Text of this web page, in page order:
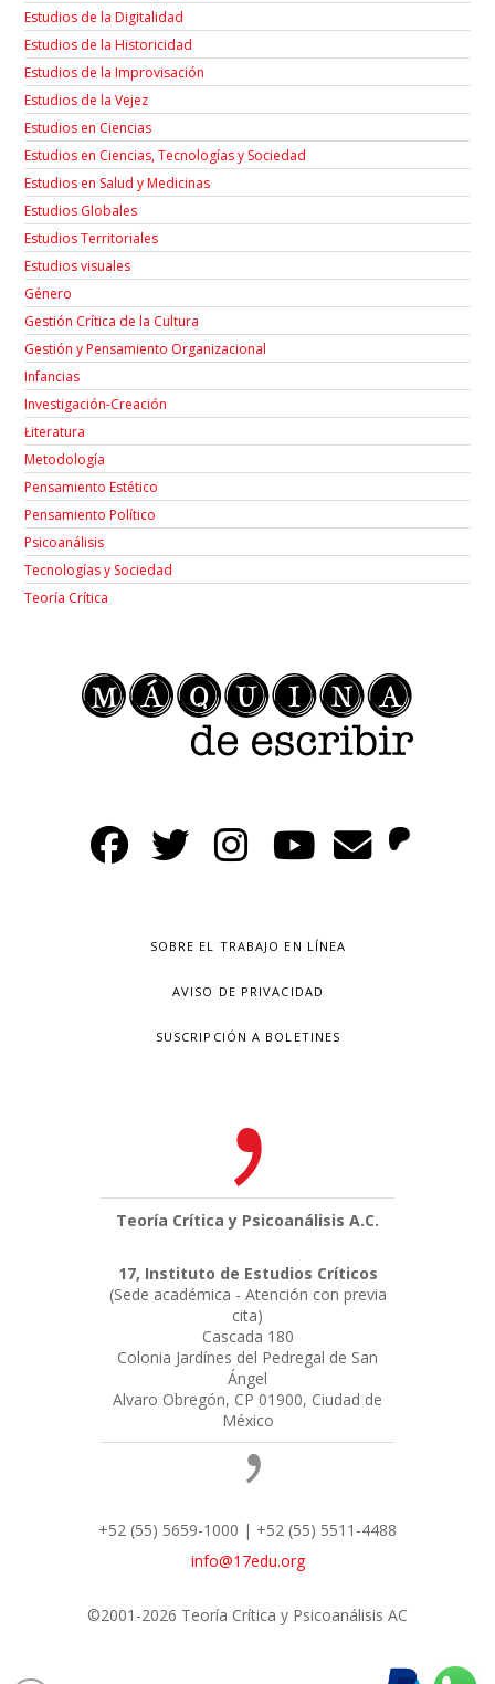
Estudios de la Digitalidad
Estudios de la Historicidad
Estudios de la Improvisación
Estudios de la Vejez
Estudios en Ciencias
Estudios en Ciencias, Tecnologías y Sociedad
Estudios en Salud y Medicinas
Estudios Globales
Estudios Territoriales
Estudios visuales
Género
Gestión Crítica de la Cultura
Gestión y Pensamiento Organizacional
Infancias
Investigación-Creación
Łiteratura
Metodología
Pensamiento Estético
Pensamiento Político
Psicoanálisis
Tecnologías y Sociedad
Teoría Crítica
SOBRE EL TRABAJO EN LÍNEA
AVISO DE PRIVACIDAD
SUSCRIPCIÓN A BOLETINES
Teoría Crítica y Psicoanálisis A.C.
17, Instituto de Estudios Críticos
(Sede académica - Atención con previa
cita)
Cascada 180
Colonia Jardínes del Pedregal de San
Ángel
Alvaro Obregón, CP 01900, Ciudad de
México
+52 (55) 5659-1000 | +52 (55) 5511-4488
info@17edu.org
©2001-2026 Teoría Crítica y Psicoanálisis AC